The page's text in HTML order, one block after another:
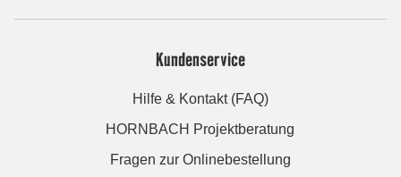
Kundenservice
Hilfe & Kontakt (FAQ)
HORNBACH Projektberatung
Fragen zur Onlinebestellung